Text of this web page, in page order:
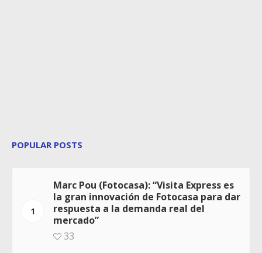
POPULAR POSTS
1
Marc Pou (Fotocasa): “Visita Express es
la gran innovación de Fotocasa para dar
respuesta a la demanda real del
mercado”
33